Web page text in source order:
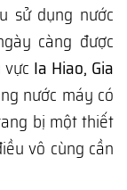
sử dụng nước
càng được
Ia Hiao, Gia
nước máy có
bị một thiết
vô cùng cần